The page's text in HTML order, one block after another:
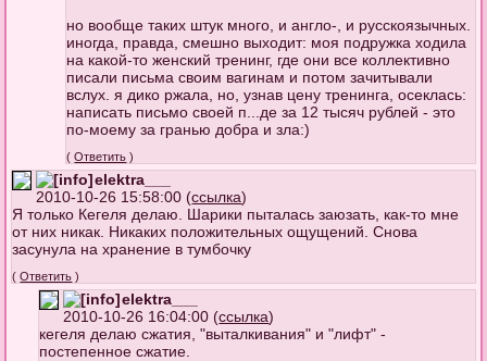
но вообще таких штук много, и англо-, и русскоязычных.
иногда, правда, смешно выходит: моя подружка ходила
на какой-то женский тренинг, где они все коллективно
писали письма своим вагинам и потом зачитывали
вслух. я дико ржала, но, узнав цену тренинга, осеклась:
написать письмо своей п...де за 12 тысяч рублей - это
по-моему за гранью добра и зла:)
(Ответить )
elektra___
2010-10-26 15:58:00 (ссылка)
Я только Кегеля делаю. Шарики пыталась заюзать, как-то мне
от них никак. Никаких положительных ощущений. Снова
засунула на хранение в тумбочку
(Ответить )
elektra___
2010-10-26 16:04:00 (ссылка)
кегеля делаю сжатия, "выталкивания" и "лифт" -
постепенное сжатие.